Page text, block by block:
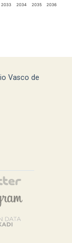
2033 2034 2035 2036